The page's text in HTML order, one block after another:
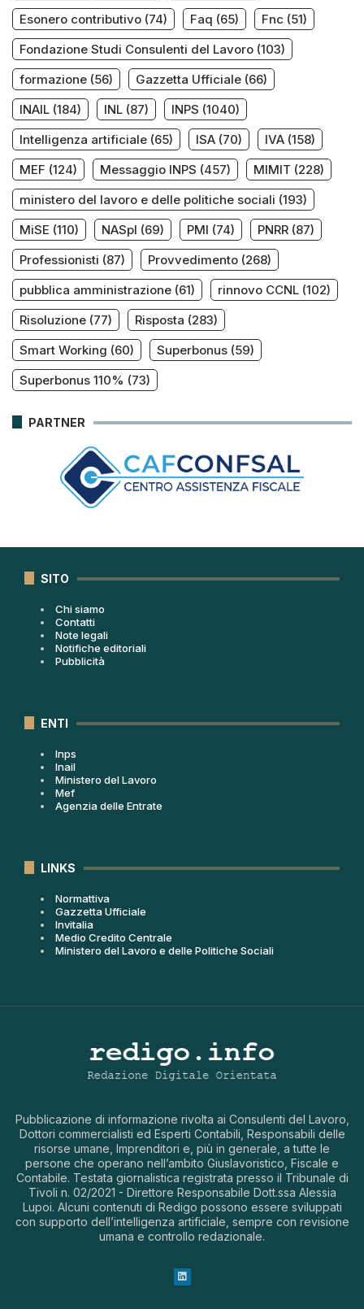
Esonero contributivo (74) Faq (65) Fnc (51)
Fondazione Studi Consulenti del Lavoro (103)
formazione (56) Gazzetta Ufficiale (66)
INAIL (184) INL (87) INPS (1040)
Intelligenza artificiale (65) ISA (70) IVA (158)
MEF (124) Messaggio INPS (457) MIMIT (228)
ministero del lavoro e delle politiche sociali (193)
MiSE (110) NASpI (69) PMI (74) PNRR (87)
Professionisti (87) Provvedimento (268)
pubblica amministrazione (61) rinnovo CCNL (102)
Risoluzione (77) Risposta (283)
Smart Working (60) Superbonus (59)
Superbonus 110% (73)
PARTNER
SITO
Chi siamo
Contatti
Note legali
Notifiche editoriali
Pubblicità
ENTI
Inps
Inail
Ministero del Lavoro
Mef
Agenzia delle Entrate
LINKS
Normattiva
Gazzetta Ufficiale
Invitalia
Medio Credito Centrale
Ministero del Lavoro e delle Politiche Sociali
Pubblicazione di informazione rivolta ai Consulenti del Lavoro,
Dottori commercialisti ed Esperti Contabili, Responsabili delle
risorse umane, Imprenditori e, più in generale, a tutte le
persone che operano nell’ambito Giuslavoristico, Fiscale e
Contabile. Testata giornalistica registrata presso il Tribunale di
Tivoli n. 02/2021 - Direttore Responsabile Dott.ssa Alessia
Lupoi. Alcuni contenuti di Redigo possono essere sviluppati
con supporto dell’intelligenza artificiale, sempre con revisione
umana e controllo redazionale.